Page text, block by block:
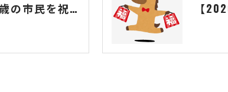
【活動報告】横浜市「二十歳の市民を祝うつどい」の警備完遂と、新成人の門出に寄せて